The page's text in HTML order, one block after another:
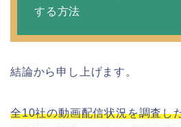
する方法
結論から申し上げます。
全10社の動画配信状況を調査し